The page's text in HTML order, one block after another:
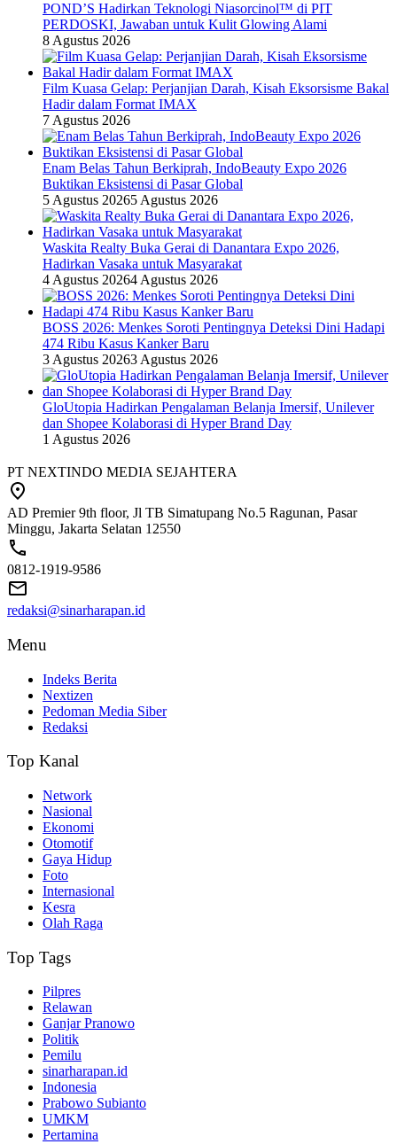
POND’S Hadirkan Teknologi Niasorcinol™ di PIT
PERDOSKI, Jawaban untuk Kulit Glowing Alami
8 Agustus 2026
Film Kuasa Gelap: Perjanjian Darah, Kisah Eksorsisme Bakal
Hadir dalam Format IMAX
7 Agustus 2026
Enam Belas Tahun Berkiprah, IndoBeauty Expo 2026
Buktikan Eksistensi di Pasar Global
5 Agustus 20265 Agustus 2026
Waskita Realty Buka Gerai di Danantara Expo 2026,
Hadirkan Vasaka untuk Masyarakat
4 Agustus 20264 Agustus 2026
BOSS 2026: Menkes Soroti Pentingnya Deteksi Dini Hadapi
474 Ribu Kasus Kanker Baru
3 Agustus 20263 Agustus 2026
GloUtopia Hadirkan Pengalaman Belanja Imersif, Unilever
dan Shopee Kolaborasi di Hyper Brand Day
1 Agustus 2026
PT NEXTINDO MEDIA SEJAHTERA
AD Premier 9th floor, Jl TB Simatupang No.5 Ragunan, Pasar
Minggu, Jakarta Selatan 12550
0812-1919-9586
redaksi@sinarharapan.id
Menu
Indeks Berita
Nextizen
Pedoman Media Siber
Redaksi
Top Kanal
Network
Nasional
Ekonomi
Otomotif
Gaya Hidup
Foto
Internasional
Kesra
Olah Raga
Top Tags
Pilpres
Relawan
Ganjar Pranowo
Politik
Pemilu
sinarharapan.id
Indonesia
Prabowo Subianto
UMKM
Pertamina